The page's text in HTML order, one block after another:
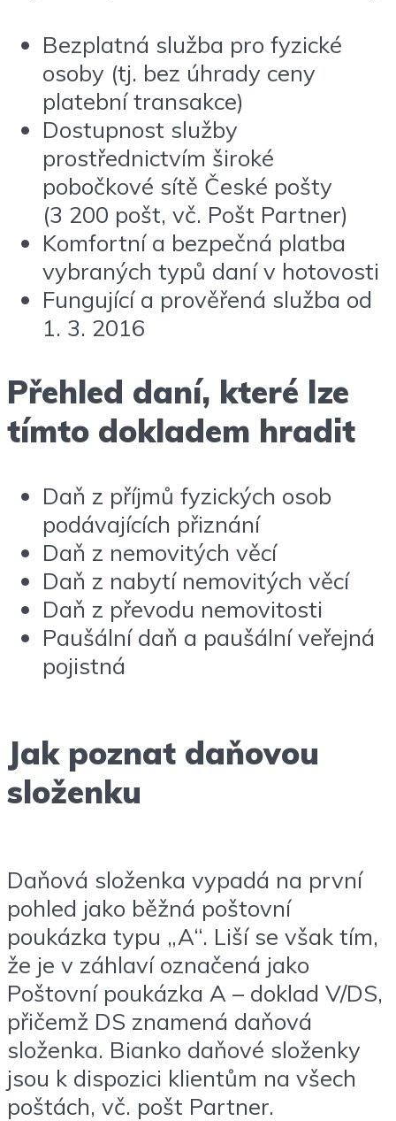
Bezplatná služba pro fyzické
osoby (tj. bez úhrady ceny
platební transakce)
Dostupnost služby
prostřednictvím široké
pobočkové sítě České pošty
(3 200 pošt, vč. Pošt Partner)
Komfortní a bezpečná platba
vybraných typů daní v hotovosti
Fungující a prověřená služba od
1. 3. 2016
Přehled daní, které lze
tímto dokladem hradit
Daň z příjmů fyzických osob
podávajících přiznání
Daň z nemovitých věcí
Daň z nabytí nemovitých věcí
Daň z převodu nemovitosti
Paušální daň a paušální veřejná
pojistná
Jak poznat daňovou
složenku
Daňová složenka vypadá na první
pohled jako běžná poštovní
poukázka typu „A“. Liší se však tím,
že je v záhlaví označená jako
Poštovní poukázka A – doklad V/DS,
přičemž DS znamená daňová
složenka. Bianko daňové složenky
jsou k dispozici klientům na všech
poštách, vč. pošt Partner.